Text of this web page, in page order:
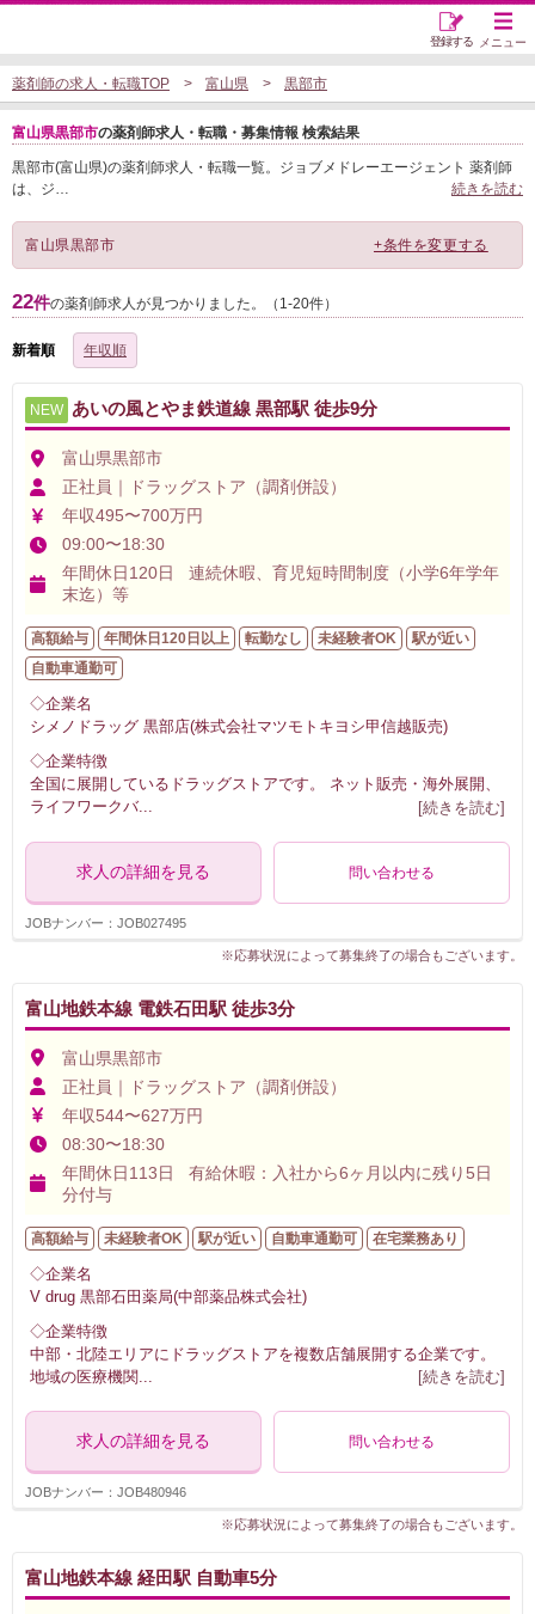
メニュー
登録する
薬剤師の求人・転職TOP 富山県 黒部市
富山県黒部市の薬剤師求人・転職・募集情報 検索結果
黒部市(富山県)の薬剤師求人・転職一覧。ジョブメドレーエージェント 薬剤師
は、ジ… 続きを読む
富山県黒部市 +条件を変更する
22件の薬剤師求人が見つかりました。（1-20件）
新着順 年収順
NEW あいの風とやま鉄道線 黒部駅 徒歩9分
富山県黒部市
正社員｜ドラッグストア（調剤併設）
年収495〜700万円
09:00〜18:30
年間休日120日 連続休暇、育児短時間制度（小学6年学年
末迄）等
高額給与 年間休日120日以上 転勤なし 未経験者OK
駅が近い
自動車通勤可
◇企業名
シメノドラッグ 黒部店(株式会社マツモトキヨシ甲信越販売)
◇企業特徴
全国に展開しているドラッグストアです。 ネット販売・海外展開、
ライフワークバ... [続きを読む]
求人の詳細を見る 問い合わせる
JOBナンバー：JOB027495
※応募状況によって募集終了の場合もございます。
富山地鉄本線 電鉄石田駅 徒歩3分
富山県黒部市
正社員｜ドラッグストア（調剤併設）
年収544〜627万円
08:30〜18:30
年間休日113日 有給休暇：入社から6ヶ月以内に残り5日
分付与
高額給与 未経験者OK 駅が近い 自動車通勤可 在宅業務あり
◇企業名
V drug 黒部石田薬局(中部薬品株式会社)
◇企業特徴
中部・北陸エリアにドラッグストアを複数店舗展開する企業です。
地域の医療機関
[続きを読む]
求人の詳細を見る 問い合わせる
JOBナンバー：JOB480946
※応募状況によって募集終了の場合もございます。
富山地鉄本線 経田駅 自動車5分